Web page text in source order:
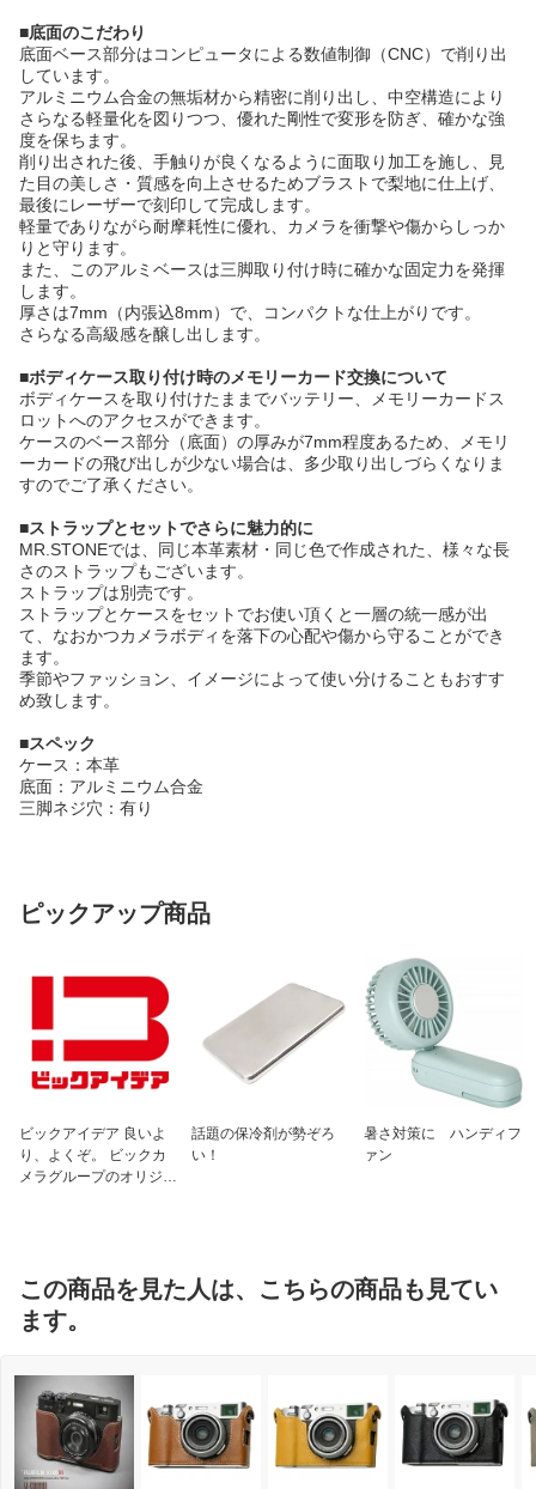
■底面のこだわり
底面ベース部分はコンピュータによる数値制御（CNC）で削り出
しています。
アルミニウム合金の無垢材から精密に削り出し、中空構造により
さらなる軽量化を図りつつ、優れた剛性で変形を防ぎ、確かな強
度を保ちます。
削り出された後、手触りが良くなるように面取り加工を施し、見
た目の美しさ・質感を向上させるためブラストで梨地に仕上げ、
最後にレーザーで刻印して完成します。
軽量でありながら耐摩耗性に優れ、カメラを衝撃や傷からしっか
りと守ります。
また、このアルミベースは三脚取り付け時に確かな固定力を発揮
します。
厚さは7mm（内張込8mm）で、コンパクトな仕上がりです。
さらなる高級感を醸し出します。
■ボディケース取り付け時のメモリーカード交換について
ボディケースを取り付けたままでバッテリー、メモリーカードス
ロットへのアクセスができます。
ケースのベース部分（底面）の厚みが7mm程度あるため、メモリ
ーカードの飛び出しが少ない場合は、多少取り出しづらくなりま
すのでご了承ください。
■ストラップとセットでさらに魅力的に
MR.STONEでは、同じ本革素材・同じ色で作成された、様々な長
さのストラップもございます。
ストラップは別売です。
ストラップとケースをセットでお使い頂くと一層の統一感が出
て、なおかつカメラボディを落下の心配や傷から守ることができ
ます。
季節やファッション、イメージによって使い分けることもおすす
め致します。
■スペック
ケース：本革
底面：アルミニウム合金
三脚ネジ穴：有り
ピックアップ商品
ビックアイデア 良いよ
り、よくぞ。 ビックカ
メラグループのオリジナ
話題の保冷剤が勢ぞろ
い！
暑さ対策に ハンディフ
ァン
この商品を見た人は、こちらの商品も見てい
ます。